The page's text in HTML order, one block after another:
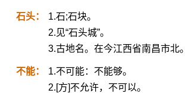
石头：
1.石;石块。
2.见“石头城”。
3.古地名。在今江西省南昌市北。
不能：
1.不可能：不能够。
2.[方]不允许，不可以。